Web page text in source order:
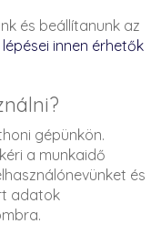
és beállítanunk az
innen érhetők
gépünkön.
a munkaidő
és
adatok